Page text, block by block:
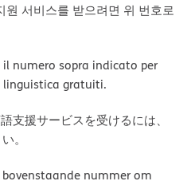
원 서비스를 받으려면 위 번호로
il numero sopra indicato per
linguistica gratuiti.
支援サービスを受けるには、
。
bovenstaande nummer om